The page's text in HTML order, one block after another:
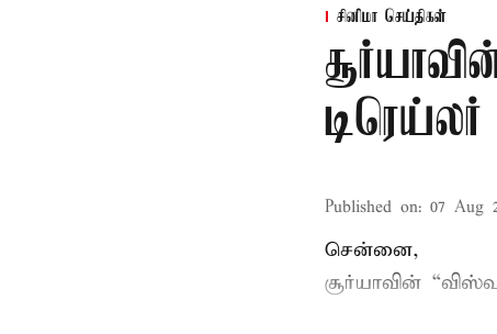
சினிமா செய்திகள்
Published on: 07 Aug
சென்னை,
சூர்யாவின் “